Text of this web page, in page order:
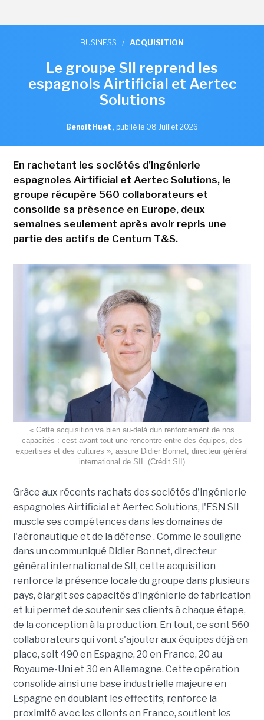
BUSINESS / ACQUISITION
Le groupe SII reprend les
espagnols Airtificial et Aertec
Solutions
Benoît Huet , publié le 08 Juillet 2026
En rachetant les sociétés d'ingénierie
espagnoles Airtificial et Aertec Solutions, le
groupe récupère 560 collaborateurs et
consolide sa présence en Europe, deux
semaines seulement après avoir repris une
partie des actifs de Centum T&S.
« Cette acquisition va bien au-delà dun renforcement de nos
capacités : cest avant tout une rencontre entre des équipes, des
expertises et des cultures », assure Didier Bonnet, directeur général
international de SII. (Crédit SII)
Grâce aux récents rachats des sociétés d'ingénierie
espagnoles Airtificial et Aertec Solutions, l'ESN SII
muscle ses compétences dans les domaines de
l'aéronautique et de la défense . Comme le souligne
dans un communiqué Didier Bonnet, directeur
général international de SII, cette acquisition
renforce la présence locale du groupe dans plusieurs
pays, élargit ses capacités d'ingénierie de fabrication
et lui permet de soutenir ses clients à chaque étape,
de la conception à la production. En tout, ce sont 560
collaborateurs qui vont s'ajouter aux équipes déjà en
place, soit 490 en Espagne, 20 en France, 20 au
Royaume-Uni et 30 en Allemagne. Cette opération
consolide ainsi une base industrielle majeure en
Espagne en doublant les effectifs, renforce la
proximité avec les clients en France, soutient les